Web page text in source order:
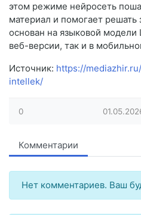
этом режиме нейросеть
материал и помогает
основан на языковой модели
веб-версии, так и в
Источник: https://
intellek/
0
Комментарии
Нет комментариев. Ваш